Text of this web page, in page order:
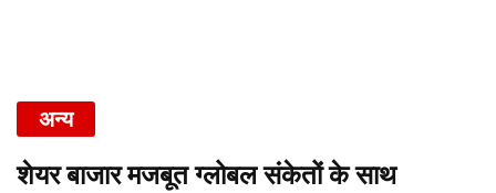
अन्य
शेयर बाजार मजबूत ग्लोबल संकेतों के साथ